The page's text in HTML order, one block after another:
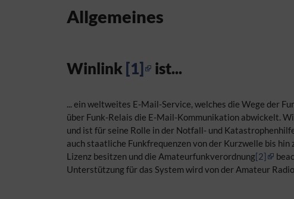
Allgemeines
Winlink [1] ist...
... ein weltweites E-Mail-Service, welches die Wege der
über Funk-Relais die E-Mail-Kommunikation abwickelt.
und ist für seine Rolle in der Notfall- und
auch staatliche Funkfrequenzen von der Kurzwelle bis
Lizenz besitzen und die Amateurfunkverordnung[2]
Unterstützung für das System wird von der Amateur